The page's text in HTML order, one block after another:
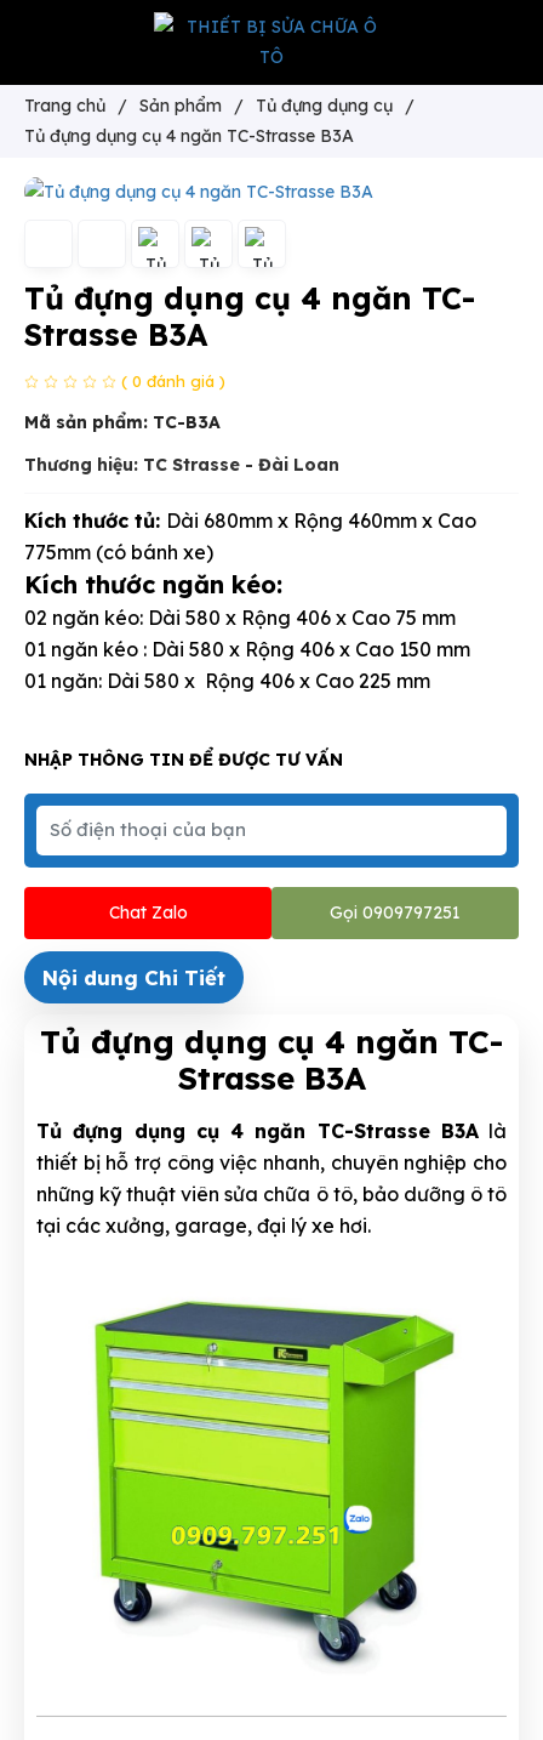
Trang chủ / Sản phẩm / Tủ đựng dụng cụ
/
Tủ đựng dụng cụ 4 ngăn TC-Strasse B3A
Tủ đựng dụng cụ 4 ngăn TC-
Strasse B3A
( 0 đánh giá )
Mã sản phẩm: TC-B3A
Thương hiệu: TC Strasse - Đài Loan
Kích thước tủ: Dài 680mm x Rộng 460mm x Cao
775mm (có bánh xe)
Kích thước ngăn kéo:
02 ngăn kéo: Dài 580 x Rộng 406 x Cao 75 mm
01 ngăn kéo : Dài 580 x Rộng 406 x Cao 150 mm
01 ngăn: Dài 580 x Rộng 406 x Cao 225 mm
NHẬP THÔNG TIN ĐỂ ĐƯỢC TƯ VẤN
Chat Zalo Gọi 0909797251
Nội dung Chi Tiết
Tủ đựng dụng cụ 4 ngăn TC-
Strasse B3A
Tủ đựng dụng cụ 4 ngăn TC-Strasse B3Alà
thiết bị hỗ trợ công việc nhanh, chuyên nghiệp cho
những kỹ thuật viên sửa chữa ô tô, bảo dưỡng ô tô
tại các xưởng, garage, đại lý xe hơi.